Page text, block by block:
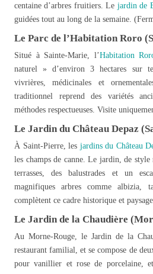
centaine d’arbres fruitiers. Le jardin de
guidées tout au long de la semaine.
Le Parc de l’Habitation Roro
Situé à Sainte-Marie, l’Habitation
naturel » d’environ 3 hectares sur
vivrières, médicinales et
traditionnel reprend des variétés
méthodes respectueuses. Visite
Le Jardin du Château Depaz
À Saint-Pierre, les jardins du Château
les champs de canne. Le jardin, de style
terrasses, des balustrades et un
magnifiques arbres comme albizia,
complètent ce cadre historique et
Le Jardin de la Chaudière
Au Morne-Rouge, le Jardin de la
restaurant familial, et se compose de
pour vanillier et rose de porcelaine,